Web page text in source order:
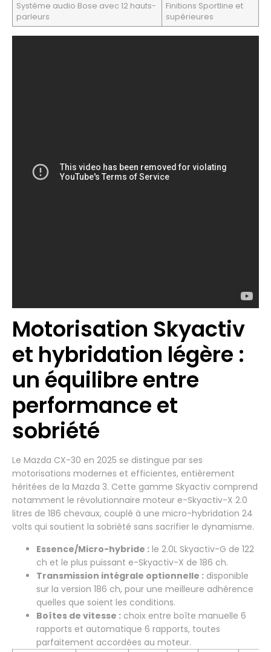
Système audio Bose avec 12 hauts-
parleurs
Finitions Sportline et
supérieures
Motorisation Skyactiv
et hybridation légère :
un équilibre entre
performance et
sobriété
Le Mazda CX-30 en 2025 se distingue par ses
motorisations modernes et efficientes, entièrement
héritées de la Mazda 3. Cette gamme Skyactiv comprend
notamment le révolutionnaire moteur e-Skyactiv-X 2.0
litres de 186 chevaux, couplé à une micro-hybridation 24
volts qui soutient la sobriété sans sacrifier le dynamisme.
Essence/Micro-hybride : le 2.0L Skyactiv-G de 122
ch et le plus puissant e-Skyactiv-X de 186 ch.
Transmission intégrale optionnelle : disponible
sur la version 186 ch, pour une meilleure adhérence
quelles que soient les conditions.
Boîtes de vitesse : choix entre boîte manuelle 6
rapports et automatique 6 rapports, toutes
parfaitement accordées au moteur.